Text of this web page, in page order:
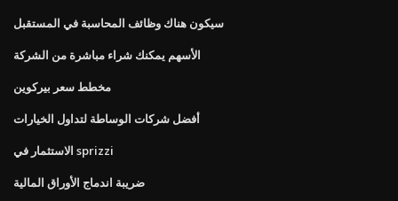
سيكون هناك وظائف المحاسبة في المستقبل
الأسهم يمكنك شراء مباشرة من الشركة
مخطط سعر بيركوين
أفضل شركات الوساطة لتداول الخيارات
الاستثمار في sprizzi
ضريبة اندماج الأوراق المالية